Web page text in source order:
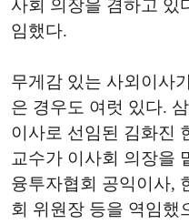
사회 의장을 겸하고 있
임했다.
무게감 있는 사외이사
은 경우도 여럿 있다.
이사로 선임된 김화진
교수가 이사회 의장을
융투자협회 공익이사,
회 위원장 등을 역임했